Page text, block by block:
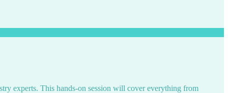
experts. This hands-on session will cover everything from